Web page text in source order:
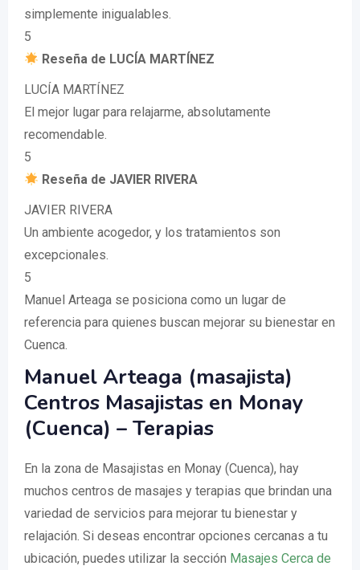
simplemente inigualables.
5
Reseña de LUCÍA MARTÍNEZ
LUCÍA MARTÍNEZ
El mejor lugar para relajarme, absolutamente
recomendable.
5
Reseña de JAVIER RIVERA
JAVIER RIVERA
Un ambiente acogedor, y los tratamientos son
excepcionales.
5
Manuel Arteaga se posiciona como un lugar de
referencia para quienes buscan mejorar su bienestar en
Cuenca.
Manuel Arteaga (masajista)
Centros Masajistas en Monay
(Cuenca) – Terapias
En la zona de Masajistas en Monay (Cuenca), hay
muchos centros de masajes y terapias que brindan una
variedad de servicios para mejorar tu bienestar y
relajación. Si deseas encontrar opciones cercanas a tu
ubicación, puedes utilizar la sección Masajes Cerca de